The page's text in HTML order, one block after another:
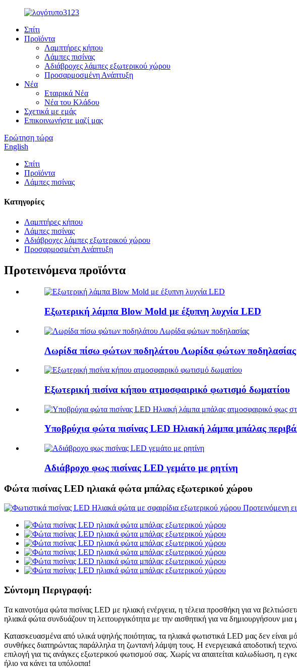
Σπίτι
Προϊόντα
Λαμπτήρες κήπου
Λάμπες πισίνας
Αδιάβροχες λάμπες εξωτερικού χώρου
Προσαρμοσμένη Ανάπτυξη
Νέα
Εταιρικά Νέα
Νέα του Κλάδου
Σχετικά με εμάς
Επικοινωνήστε μαζί μας
Ερώτηση τώρα
English
Σπίτι
Προϊόντα
Λάμπες πισίνας
Κατηγορίες
Λαμπτήρες κήπου
Λάμπες πισίνας
Αδιάβροχες λάμπες εξωτερικού χώρου
Προσαρμοσμένη Ανάπτυξη
Προτεινόμενα προϊόντα
Εξωτερική λάμπα Blow Mold με έξυπνη λυχνία LED
Λωρίδα πίσω φώτων ποδηλάτου Λωρίδα φώτων ποδηλασίας
Εξωτερική πισίνα κήπου ατμοσφαιρικό φωτισμό δωματίου
Υποβρύχια φώτα πισίνας LED Ηλιακή λάμπα μπάλας
Αδιάβροχο φως πισίνας LED γεμάτο με ρητίνη
Φώτα πισίνας LED ηλιακά φώτα μπάλας εξωτερικού χώρου
Σύντομη Περιγραφή:
Τα καινοτόμα φώτα πισίνας LED με ηλιακή ενέργεια, η τέλεια προσθήκη για να
ηλιακά φώτα συνδυάζουν τη λειτουργικότητα με την αισθητική για να δημιουργήσουν
Κατασκευασμένα από υλικά υψηλής ποιότητας, τα ηλιακά φωτιστικά LED μας δεν είναι
συνθήκες διατηρώντας παράλληλα τη ζωντανή λάμψη τους. Η ενεργειακά αποδοτική
επιλογή για τις ανάγκες εξωτερικού φωτισμού σας. Χωρίς να απαιτείται καλωδίωση, η
ήλιο να κάνει τα υπόλοιπα!